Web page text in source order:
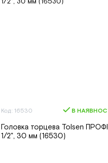
Код: 16530 В
Головка торцева Tolsen ПРОФІ
1/2", 30 мм (16530)